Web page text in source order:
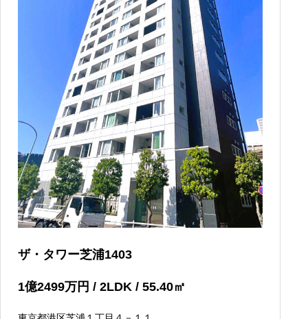
ザ・タワー芝浦1403
1億2499万円 / 2LDK / 55.40㎡